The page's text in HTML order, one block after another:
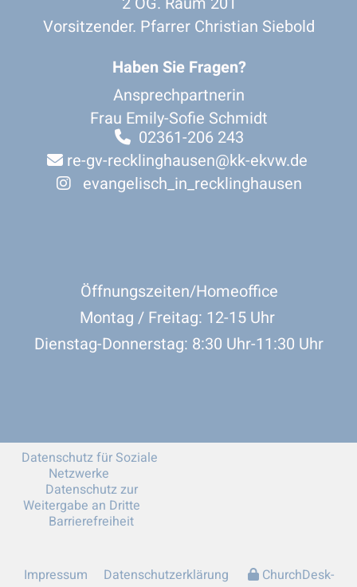
Vorsitzender. Pfarrer Christian Siebold
Haben Sie Fragen?
Ansprechpartnerin
Frau Emily-Sofie Schmidt
02361-206 243
re-gv-recklinghausen@kk-ekvw.de
 evangelisch_in_recklinghausen
Öffnungszeiten/Homeoffice
Montag / Freitag: 12-15 Uhr
Dienstag-Donnerstag: 8:30 Uhr-11:30 Uhr
Datenschutz für Soziale
Netzwerke
Datenschutz zur
Weitergabe an Dritte
Barrierefreiheit
Impressum Datenschutzerklärung ChurchDesk-